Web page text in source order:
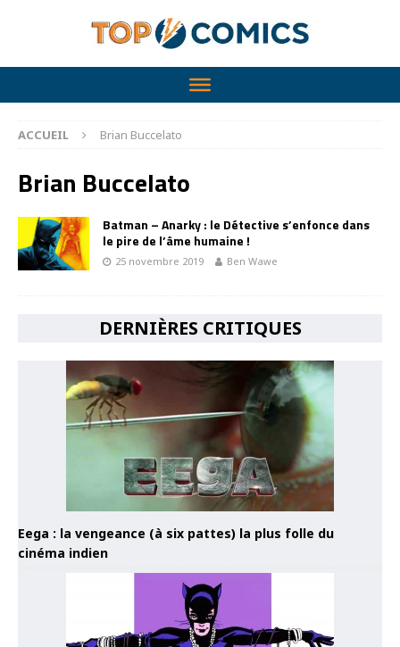
ACCUEIL Brian Buccelato
Brian Buccelato
Batman – Anarky : le Détective s’enfonce dans
le pire de l’âme humaine !
25 novembre 2019 Ben Wawe
DERNIÈRES CRITIQUES
Eega : la vengeance (à six pattes) la plus folle du
cinéma indien